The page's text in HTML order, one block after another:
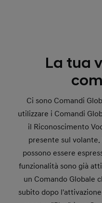
La tua
Ci sono Comandi
utilizzare i Comandi
il Riconoscimento
presente sul
possono essere
funzionalità sono già
un Comando Globale
subito dopo